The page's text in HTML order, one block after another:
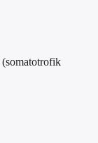
(somatotrofik